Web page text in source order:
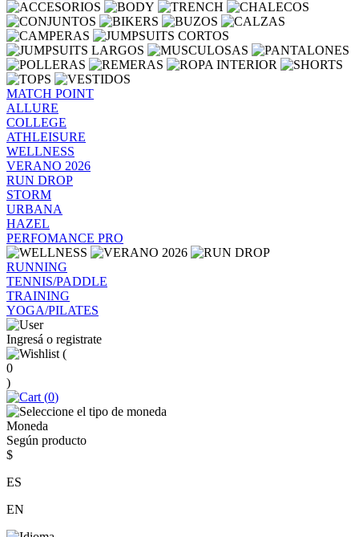
MATCH POINT
ALLURE
COLLEGE
ATHLEISURE
WELLNESS
VERANO 2026
RUN DROP
STORM
URBANA
HAZEL
PERFOMANCE PRO
RUNNING
TENNIS/PADDLE
TRAINING
YOGA/PILATES
Ingresá o registrate
(
0
)
(0)
Moneda
Según producto
$
ES
EN